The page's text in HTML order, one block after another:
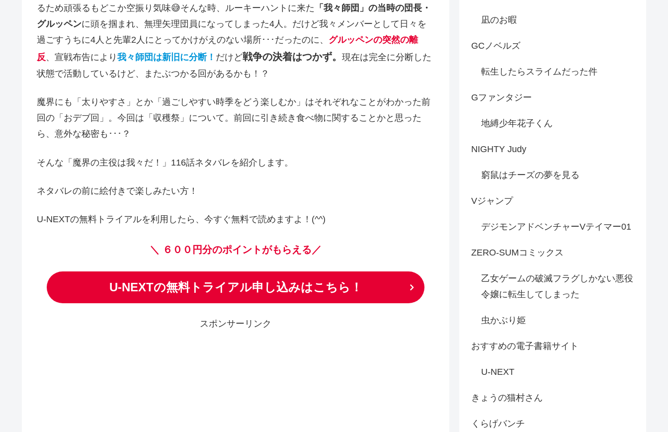
るため頑張るもどこか空振り気味😅そんな時、ルーキーハントに来た 「我々師団」の当時の団長・
グルッペンに頭を掴まれ、無理矢理団員になってしまった4人。だけど我々メンバーとして日々を
過ごすうちに4人と先輩2人にとってかけがえのない場所･･･だったのに、 グルッペンの突然の離
反、宣戦布告により 我々師団は新旧に分断！ だけど戦争の決着はつかず。 現在は完全に分断した
状態で活動しているけど、またぶつかる回があるかも！？
魔界にも「太りやすさ」とか「過ごしやすい時季をどう楽しむか」はそれぞれなことがわかった前
回の「おデブ回」。今回は「収穫祭」について。前回に引き続き食べ物に関することかと思った
ら、意外な秘密も･･･？
そんな「魔界の主役は我々だ！」116話ネタバレを紹介します。
ネタバレの前に絵付きで楽しみたい方！
U-NEXTの無料トライアルを利用したら、今すぐ無料で読めますよ！(^^)
＼ ６００円分のポイントがもらえる／
U-NEXTの無料トライアル申し込みはこちら！
スポンサーリンク
凪のお暇
GCノベルズ
転生したらスライムだった件
Gファンタジー
地縛少年花子くん
NIGHTY Judy
窮鼠はチーズの夢を見る
Vジャンプ
デジモンアドベンチャーVテイマー01
ZERO-SUMコミックス
乙女ゲームの破滅フラグしかない悪役
令嬢に転生してしまった
虫かぶり姫
おすすめの電子書籍サイト
U-NEXT
きょうの猫村さん
くらげバンチ